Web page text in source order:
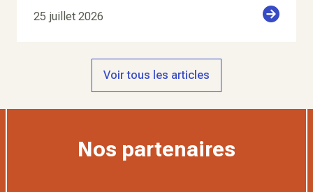
25 juillet 2026
Voir tous les articles
Nos partenaires